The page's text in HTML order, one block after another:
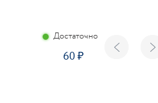
Достаточно
60